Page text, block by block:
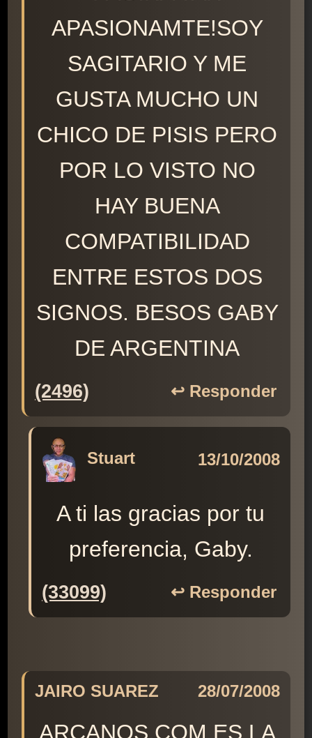
APASIONAMTE!SOY
SAGITARIO Y ME
GUSTA MUCHO UN
CHICO DE PISIS PERO
POR LO VISTO NO
HAY BUENA
COMPATIBILIDAD
ENTRE ESTOS DOS
SIGNOS. BESOS GABY
DE ARGENTINA
(2496) ↩️ Responder
Stuart 13/10/2008
A ti las gracias por tu
preferencia, Gaby.
(33099) ↩️ Responder
JAIRO SUAREZ 28/07/2008
ARCANOS.COM ES LA